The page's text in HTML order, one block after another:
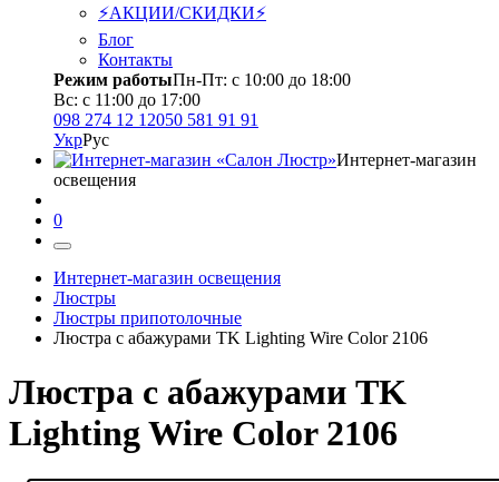
⚡АКЦИИ/СКИДКИ⚡
Блог
Контакты
Режим работыПн-Пт: с 10:00 до 18:00
Вс: с 11:00 до 17:00
098 274 12 12050 581 91 91
УкрРус
Интернет-магазин
освещения
0
Интернет-магазин освещения
Люстры
Люстры припотолочные
Люстра с абажурами TK Lighting Wire Color 2106
Люстра с абажурами TK
Lighting Wire Color 2106